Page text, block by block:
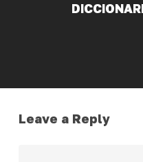
Leave a Reply